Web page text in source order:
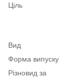
Ціль
Вид
Форма випуску
Різновид за